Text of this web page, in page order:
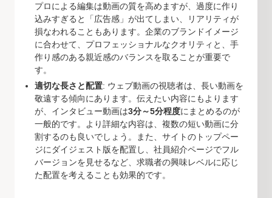
プロによる編集は動画の質を高めますが、過度に作り
込みすぎると「広告感」が出てしまい、リアリティが
損なわれることもあります。企業のブランドイメージ
に合わせて、プロフェッショナルなクオリティと、手
作り感のある親近感のバランスを取ることが重要で
す。
適切な長さと配置: ウェブ動画の視聴者は、長い動画を
敬遠する傾向にあります。伝えたい内容にもよります
が、インタビュー動画は3分～5分程度にまとめるのが
一般的です。より詳細な内容は、複数の短い動画に分
割するのも良いでしょう。また、サイトのトップペー
ジにダイジェスト版を配置し、社員紹介ページでフル
バージョンを見せるなど、求職者の興味レベルに応じ
た配置を考えることも効果的です。